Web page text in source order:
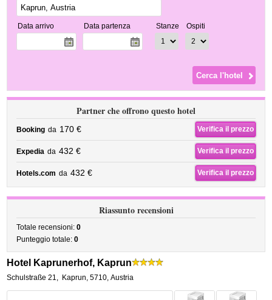
Data arrivo Data partenza Stanze Ospiti
Partner che offrono questo hotel
Booking da 170 € Verifica il prezzo
Expedia da 432 € Verifica il prezzo
Hotels.com da 432 € Verifica il prezzo
Riassunto recensioni
Totale recensioni:0
Punteggio totale:0
Hotel Kaprunerhof, Kaprun
Schulstraße 21, Kaprun,5710, Austria